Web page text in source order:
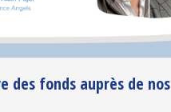
des fonds auprès de nos